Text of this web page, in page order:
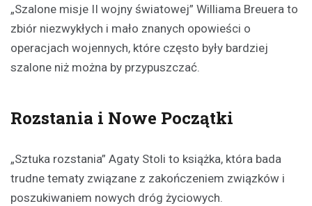
„Szalone misje II wojny światowej” Williama Breuera to
zbiór niezwykłych i mało znanych opowieści o
operacjach wojennych, które często były bardziej
szalone niż można by przypuszczać.
Rozstania i Nowe Początki
„Sztuka rozstania” Agaty Stoli to książka, która bada
trudne tematy związane z zakończeniem związków i
poszukiwaniem nowych dróg życiowych.